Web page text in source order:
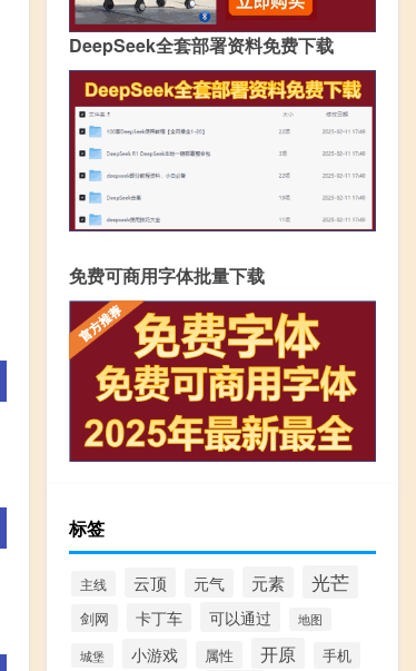
DeepSeek全套部署资料免费下载
免费可商用字体批量下载
标签
主线 云顶 元气 元素 光芒
剑网 卡丁车 可以通过 地图
城堡 小游戏 属性 开原 手机